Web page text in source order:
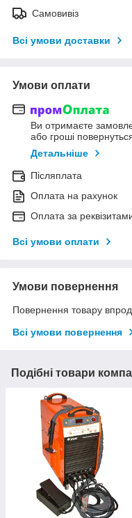
Самовивіз
Всі умови доставки
Умови оплати
Ви отримаєте
або гроші
Детальніше
Післяплата
Оплата на рахунок
Оплата за
Всі умови оплати
Умови повернення
Повернення товару
Всі умови повернення
Подібні товари